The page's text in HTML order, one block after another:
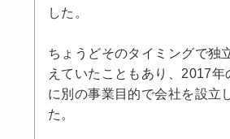
した。
ちょうどそのタイミングで独
えていたこともあり、2017年
に別の事業目的で会社を設立
た。